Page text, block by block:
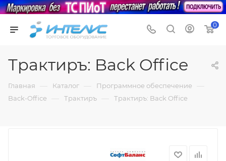
0
Трактиръ: Back Office
Главная — Каталог — Программное обеспечение —
Back-Office — Трактиръ — Трактиръ: Back Office